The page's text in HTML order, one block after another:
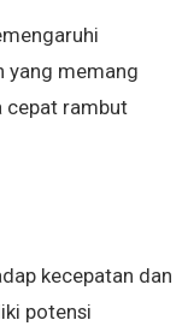
yang memang
cepat rambut
kecepatan dan
potensi